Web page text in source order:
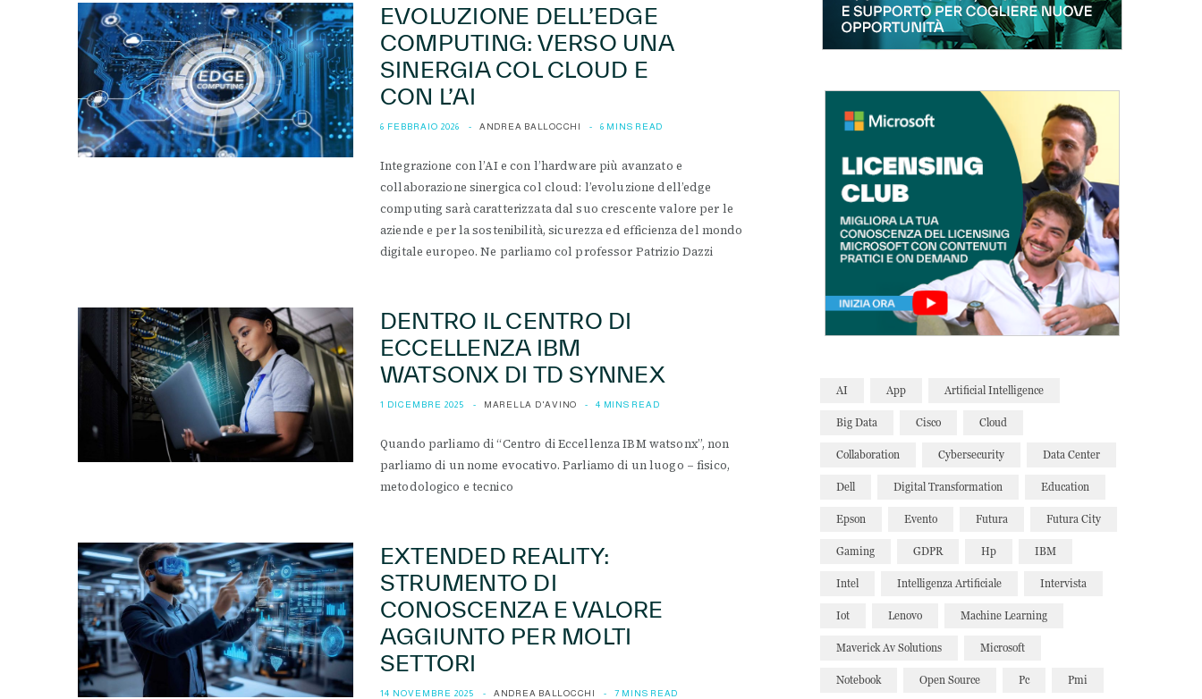
EVOLUZIONE DELL’EDGE
COMPUTING: VERSO UNA
SINERGIA COL CLOUD E
CON L’AI
6 FEBBRAIO 2026 ANDREA BALLOCCHI 6 MINS READ
Integrazione con l’AI e con l’hardware più avanzato e
collaborazione sinergica col cloud: l’evoluzione dell’edge
computing sarà caratterizzata dal suo crescente valore per le
aziende e per la sostenibilità, sicurezza ed efficienza del mondo
digitale europeo. Ne parliamo col professor Patrizio Dazzi
DENTRO IL CENTRO DI
ECCELLENZA IBM
WATSONX DI TD SYNNEX
1 DICEMBRE 2025 MARELLA D'AVINO 4 MINS READ
Quando parliamo di “Centro di Eccellenza IBM watsonx”, non
parliamo di un nome evocativo. Parliamo di un luogo – fisico,
metodologico e tecnico
EXTENDED REALITY:
STRUMENTO DI
CONOSCENZA E VALORE
AGGIUNTO PER MOLTI
SETTORI
14 NOVEMBRE 2025 ANDREA BALLOCCHI 7 MINS READ
AI App Artificial Intelligence
Big Data Cisco Cloud
Collaboration Cybersecurity Data Center
Dell Digital Transformation Education
Epson Evento Futura Futura City
Gaming GDPR Hp IBM
Intel Intelligenza Artificiale Intervista
Iot Lenovo Machine Learning
Maverick Av Solutions Microsoft
Notebook Open Source Pc Pmi